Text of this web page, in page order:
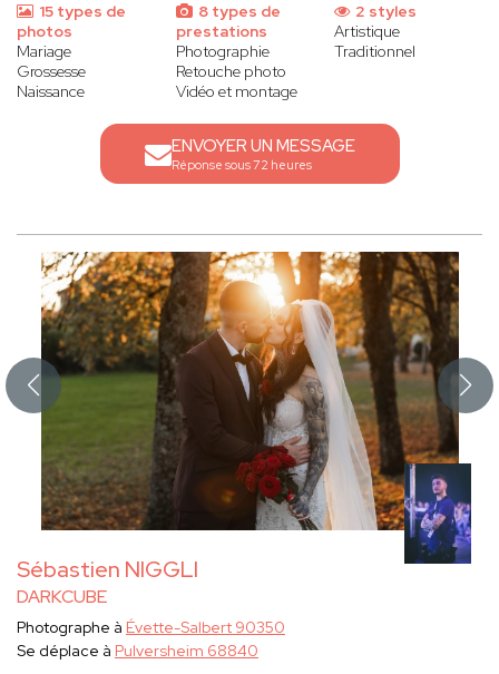
15 types de
photos
Mariage
Grossesse
Naissance
8 types de
prestations
Photographie
Retouche photo
Vidéo et montage
2 styles
Artistique
Traditionnel
ENVOYER UN MESSAGE
Réponse sous 72 heures
Sébastien NIGGLI
DARKCUBE
Photographe à Évette-Salbert 90350
Se déplace à Pulversheim 68840